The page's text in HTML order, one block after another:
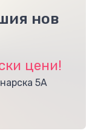
нов
цени!
5А